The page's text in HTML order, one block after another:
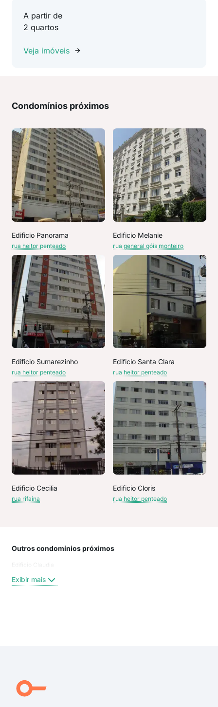
A partir de
2 quartos
Veja imóveis
Condomínios próximos
Edificio Panorama
rua heitor penteado
Edificio Melanie
rua general góis monteiro
Edificio Sumarezinho
rua heitor penteado
Edificio Santa Clara
rua heitor penteado
Edificio Cecilia
rua rifaina
Edificio Cloris
rua heitor penteado
Outros condomínios próximos
Edificio Claudia
Exibir mais